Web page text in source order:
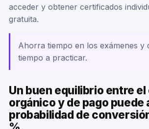
acceder y obtener certificados
gratuita.
Ahorra tiempo en los exámenes y
tiempo a practicar.
Un buen equilibrio entre
orgánico y de pago puede
probabilidad de